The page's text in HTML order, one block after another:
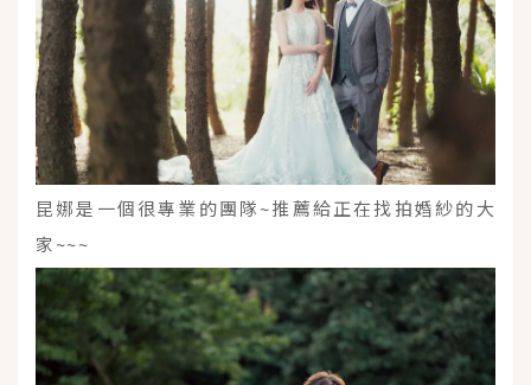
昆娜是一個很專業的團隊~推薦給正在找拍婚紗的大
家~~~